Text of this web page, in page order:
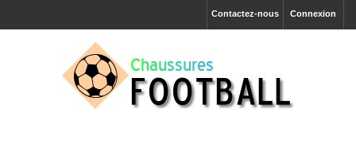
Connexion
Contactez-nous